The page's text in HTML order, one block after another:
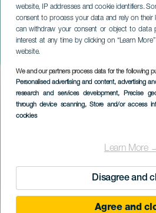
website, IP addresses and cookie identifiers.
consent to process your data and rely on their
can withdraw your consent or object to data
interest at any time by clicking on “Learn
website.
We and our partners process data for the following
Personalised advertising and content, advertising
research and services development, Precise
through device scanning, Store and/or access
cookies
Learn More
Disagree and
Agree and
Triatlón Sprint
Isora
TENERIFE
Imagen
Listado